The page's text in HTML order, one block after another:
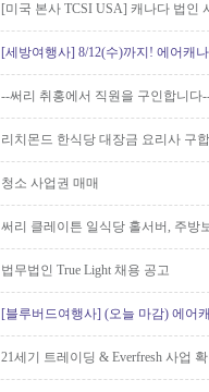
[미국 본사 TCSI USA] 캐나다 법인
[세방여행사] 8/12(수)까지! 에어캐
--써리 취홍에서 직원을 구인합니다
리치몬드 한식당 대장금 요리사 구
청소 사업권 매매
써리 클레이튼 일식당 홀서버, 주방
법무법인 True Light 채용 공고
[블루버드여행사] (오늘 마감) 에어
21세기 트레이딩 & Everfresh 사업